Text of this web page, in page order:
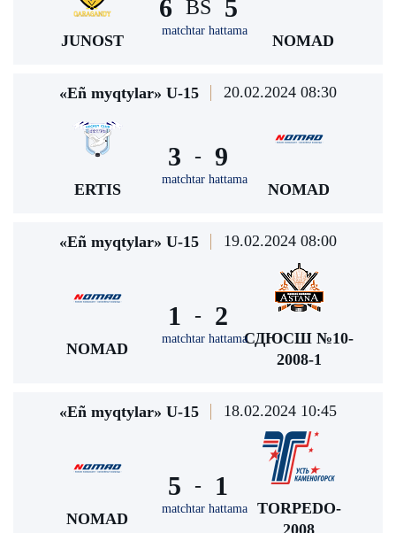
JUNOST
6 BS
matchtar hattama
5
NOMAD
«Eñ myqtylar» U-15 20.02.2024 08:30
ERTIS
3 -
matchtar hattama
9
NOMAD
«Eñ myqtylar» U-15 19.02.2024 08:00
NOMAD
1 -
matchtar hattama
2
СДЮСШ №10-
2008-1
«Eñ myqtylar» U-15 18.02.2024 10:45
NOMAD
5 -
matchtar hattama
1
TORPEDO-
2008